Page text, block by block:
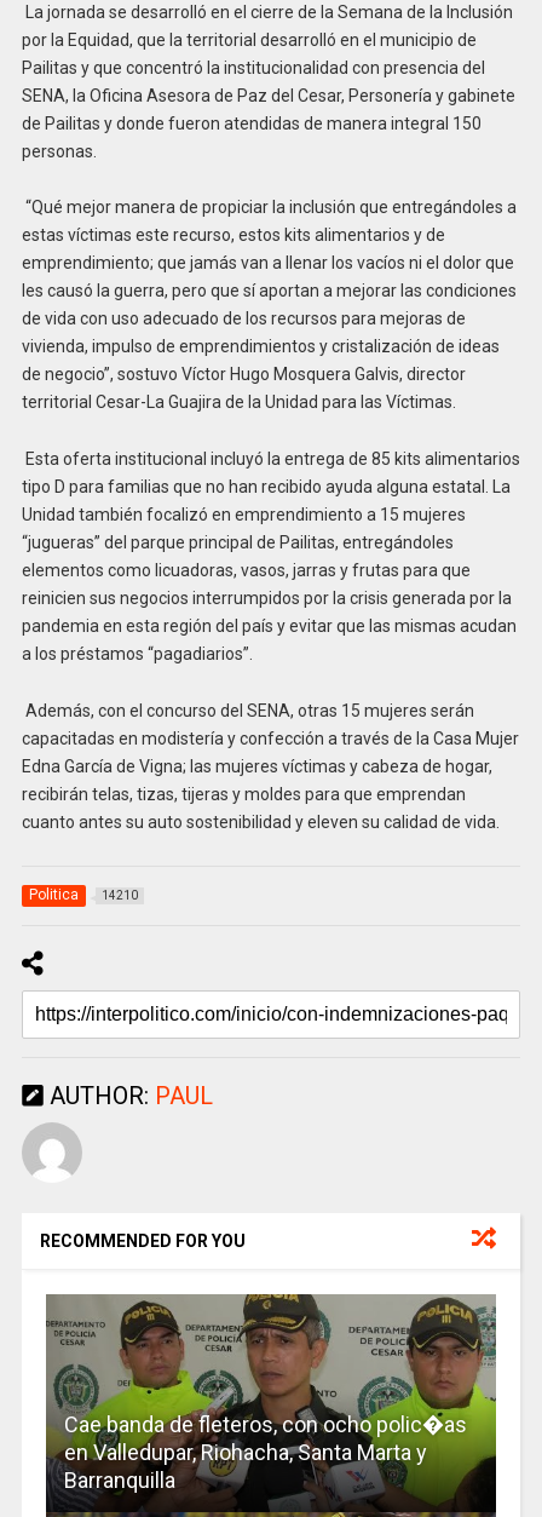
La jornada se desarrolló en el cierre de la Semana de la Inclusión
por la Equidad, que la territorial desarrolló en el municipio de
Pailitas y que concentró la institucionalidad con presencia del
SENA, la Oficina Asesora de Paz del Cesar, Personería y gabinete
de Pailitas y donde fueron atendidas de manera integral 150
personas.
“Qué mejor manera de propiciar la inclusión que entregándoles a
estas víctimas este recurso, estos kits alimentarios y de
emprendimiento; que jamás van a llenar los vacíos ni el dolor que
les causó la guerra, pero que sí aportan a mejorar las condiciones
de vida con uso adecuado de los recursos para mejoras de
vivienda, impulso de emprendimientos y cristalización de ideas
de negocio”, sostuvo Víctor Hugo Mosquera Galvis, director
territorial Cesar-La Guajira de la Unidad para las Víctimas.
Esta oferta institucional incluyó la entrega de 85 kits alimentarios
tipo D para familias que no han recibido ayuda alguna estatal. La
Unidad también focalizó en emprendimiento a 15 mujeres
“jugueras” del parque principal de Pailitas, entregándoles
elementos como licuadoras, vasos, jarras y frutas para que
reinicien sus negocios interrumpidos por la crisis generada por la
pandemia en esta región del país y evitar que las mismas acudan
a los préstamos “pagadiarios”.
Además, con el concurso del SENA, otras 15 mujeres serán
capacitadas en modistería y confección a través de la Casa Mujer
Edna García de Vigna; las mujeres víctimas y cabeza de hogar,
recibirán telas, tizas, tijeras y moldes para que emprendan
cuanto antes su auto sostenibilidad y eleven su calidad de vida.
Politica 14210
AUTHOR: PAUL
RECOMMENDED FOR YOU
Cae banda de fleteros, con ocho polic�as
en Valledupar, Riohacha, Santa Marta y
Barranquilla